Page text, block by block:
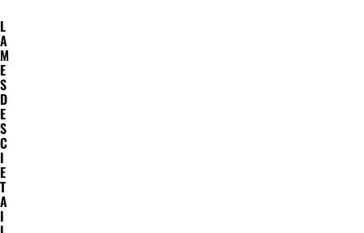
L
A
M
E
S
D
E
S
C
I
E
T
A
I